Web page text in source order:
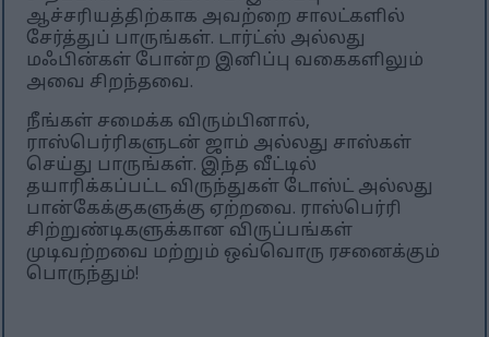
ஆச்சரியத்திற்காக அவற்றை சாலட்களில்
சேர்த்துப் பாருங்கள். டார்ட்ஸ் அல்லது
மஃபின்கள் போன்ற இனிப்பு வகைகளிலும்
அவை சிறந்தவை.
நீங்கள் சமைக்க விரும்பினால்,
ராஸ்பெர்ரிகளுடன் ஜாம் அல்லது சாஸ்கள்
செய்து பாருங்கள். இந்த வீட்டில்
தயாரிக்கப்பட்ட விருந்துகள் டோஸ்ட் அல்லது
பான்கேக்குகளுக்கு ஏற்றவை. ராஸ்பெர்ரி
சிற்றுண்டிகளுக்கான விருப்பங்கள்
முடிவற்றவை மற்றும் ஒவ்வொரு ரசனைக்கும்
பொருந்தும்!